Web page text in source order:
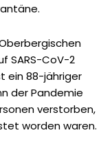
SARS-CoV-2
ein 88-jähriger
der Pandemie
verstorben,
worden waren.